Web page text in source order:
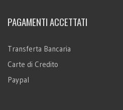
PAGAMENTI ACCETTATI
Transferta Bancaria
Carte di Credito
Paypal